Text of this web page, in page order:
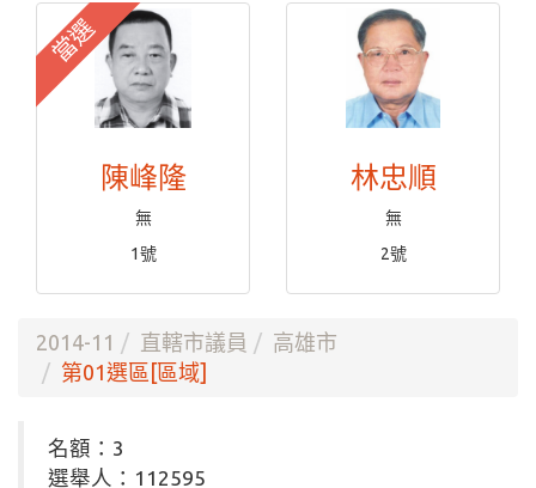
當選
陳峰隆
無
1號
林忠順
無
2號
2014-11 直轄市議員
高雄市
第01選區[區域]
名額：3
選舉人：112595